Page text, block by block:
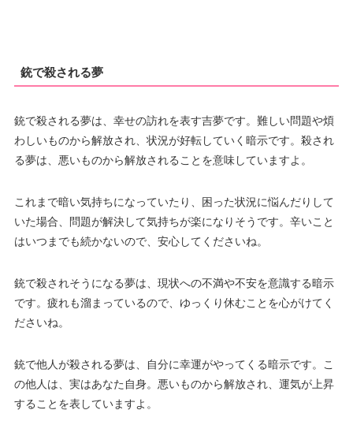
銃で殺される夢
銃で殺される夢は、幸せの訪れを表す吉夢です。難しい問題や煩
わしいものから解放され、状況が好転していく暗示です。殺され
る夢は、悪いものから解放されることを意味していますよ。
これまで暗い気持ちになっていたり、困った状況に悩んだりして
いた場合、問題が解決して気持ちが楽になりそうです。辛いこと
はいつまでも続かないので、安心してくださいね。
銃で殺されそうになる夢は、現状への不満や不安を意識する暗示
です。疲れも溜まっているので、ゆっくり休むことを心がけてく
ださいね。
銃で他人が殺される夢は、自分に幸運がやってくる暗示です。こ
の他人は、実はあなた自身。悪いものから解放され、運気が上昇
することを表していますよ。